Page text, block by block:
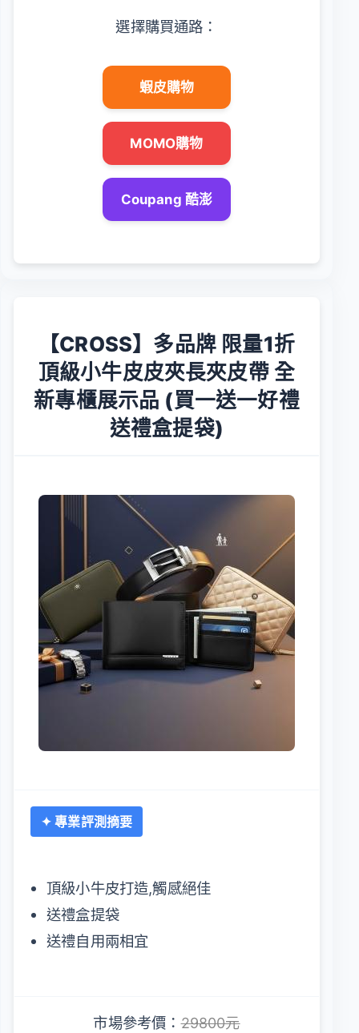
選擇購買通路：
蝦皮購物
MOMO購物
Coupang 酷澎
【CROSS】多品牌 限量1折
頂級小牛皮皮夾長夾皮帶 全
新專櫃展示品 (買一送一好禮
送禮盒提袋)
✦ 專業評測摘要
頂級小牛皮打造,觸感絕佳
送禮盒提袋
送禮自用兩相宜
市場參考價：29800元